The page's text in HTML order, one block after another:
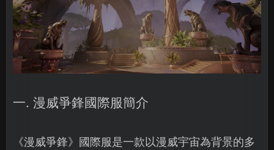
一. 漫威爭鋒國際服簡介
《漫威爭鋒》國際服是一款以漫威宇宙為背景的多